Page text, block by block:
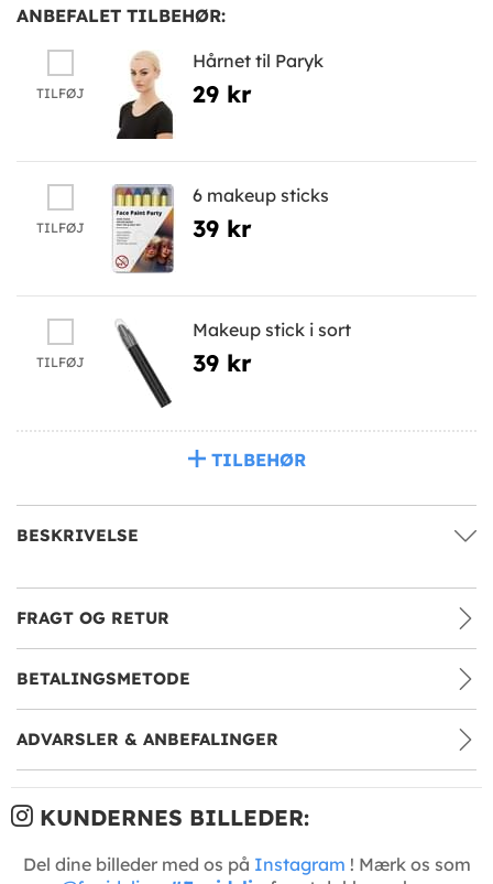
ANBEFALET TILBEHØR:
TILFØJ
Hårnet til Paryk
29 kr
TILFØJ
6 makeup sticks
39 kr
TILFØJ
Makeup stick i sort
39 kr
TILBEHØR
BESKRIVELSE
FRAGT OG RETUR
BETALINGSMETODE
ADVARSLER & ANBEFALINGER
KUNDERNES BILLEDER:
Del dine billeder med os på Instagram ! Mærk os som